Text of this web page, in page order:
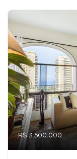
R$ 3.500.000